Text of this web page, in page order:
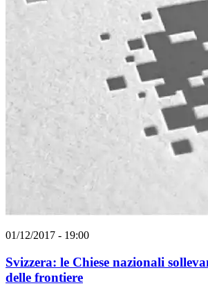
01/12/2017 - 19:00
Svizzera: le Chiese nazionali
delle frontiere